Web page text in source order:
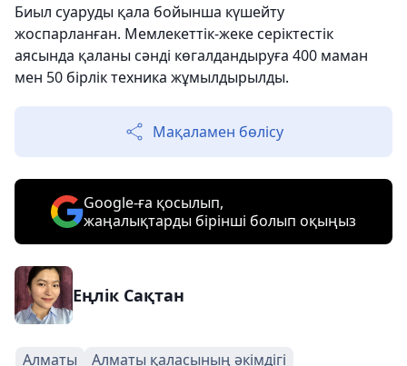
Биыл суаруды қала бойынша күшейту
жоспарланған. Мемлекеттік-жеке серіктестік
аясында қаланы сәнді көгалдандыруға 400 маман
мен 50 бірлік техника жұмылдырылды.
Мақаламен бөлісу
Google-ға қосылып,
жаңалықтарды бірінші болып оқыңыз
Еңлік Сақтан
Алматы Алматы қаласының әкімдігі